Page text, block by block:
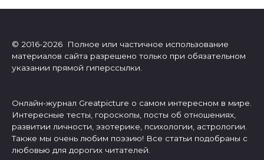
© 2016-2026 Полное или частичное использование
материалов сайта разрешено только при обязательном
указании прямой гиперссылки.
Онлайн-журнал Greatpicture о самом интересном в мире.
Интересные тесты, гороскопы, посты об отношениях,
развитии личности, эзотерике, психологии, астрологии.
Также мы очень любим поэзию! Все статьи подобраны с
любовью для дорогих читателей.